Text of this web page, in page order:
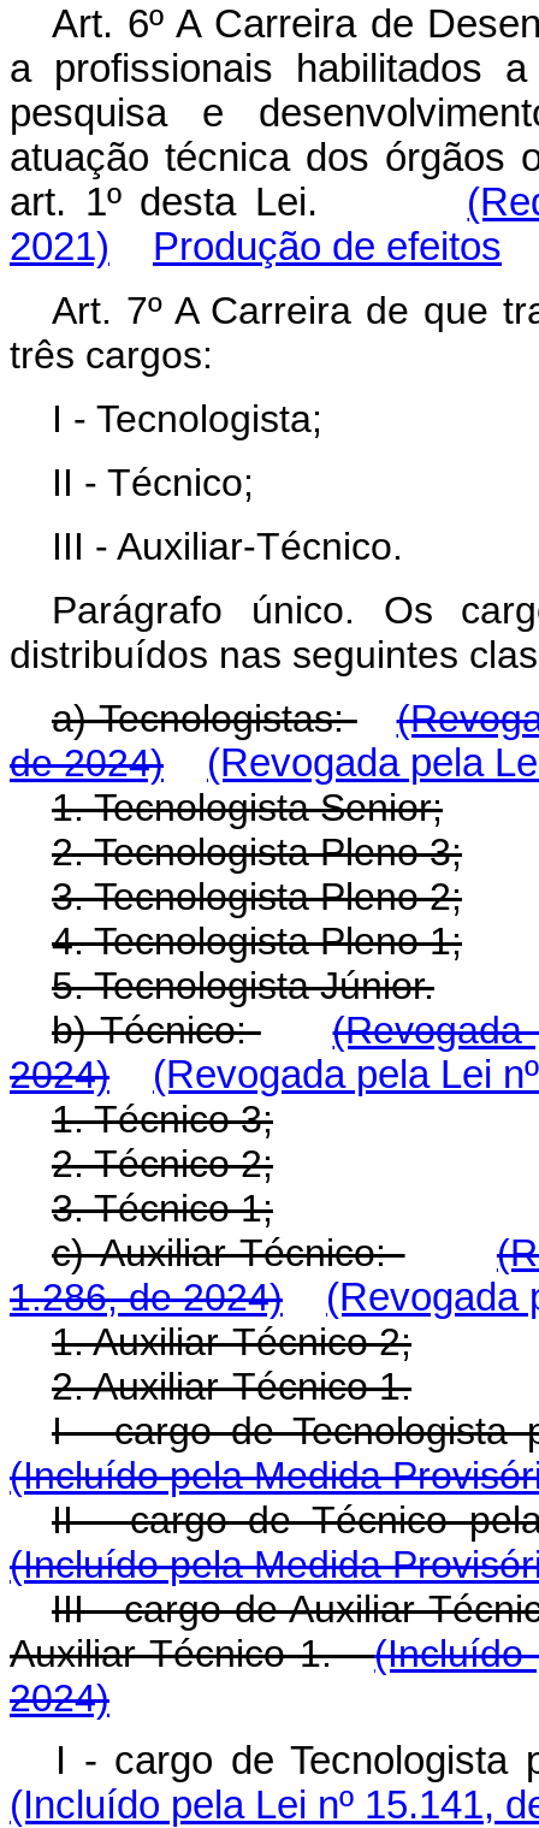
Art. 6º A Carreira de
a profissionais habilitados
pesquisa e
atuação técnica dos órgãos
art. 1º desta Lei.
2021)
Produção de efeitos
Art. 7º A Carreira de que
três cargos:
I - Tecnologista;
II - Técnico;
III - Auxiliar-Técnico.
Parágrafo único. Os
distribuídos nas seguintes
a) Tecnologistas:
de 2024)
(Revogada pela
1. Tecnologista Senior;
2. Tecnologista Pleno 3;
3. Tecnologista Pleno 2;
4. Tecnologista Pleno 1;
5. Tecnologista Júnior.
b) Técnico:
(Revogada
2024)
(Revogada pela Lei
1. Técnico 3;
2. Técnico 2;
3. Técnico 1;
c) Auxiliar-Técnico:
1.286, de 2024)
(Revogada
1. Auxiliar-Técnico 2;
2. Auxiliar-Técnico 1.
I - cargo de
(Incluído pela Medida
II - cargo de Técnico
(Incluído pela Medida
III - cargo de Auxiliar-
Auxiliar-Técnico 1.(Incluído
2024)
I - cargo de Tecnologista
(Incluído pela Lei nº 15.141,